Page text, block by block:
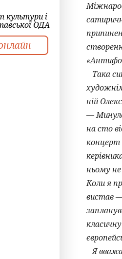
і
ОДА
Така
ній
—
на сто
концерт
ньому
Коли я
вистав
Я